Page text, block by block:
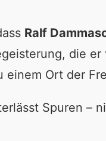
Ralf
die
einem Ort der
Spuren –